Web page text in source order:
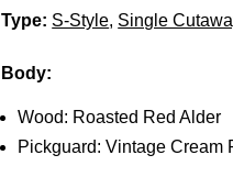
Type: S-Style, Single
Body:
Wood: Roasted Red Alder
Pickguard: Vintage Cream